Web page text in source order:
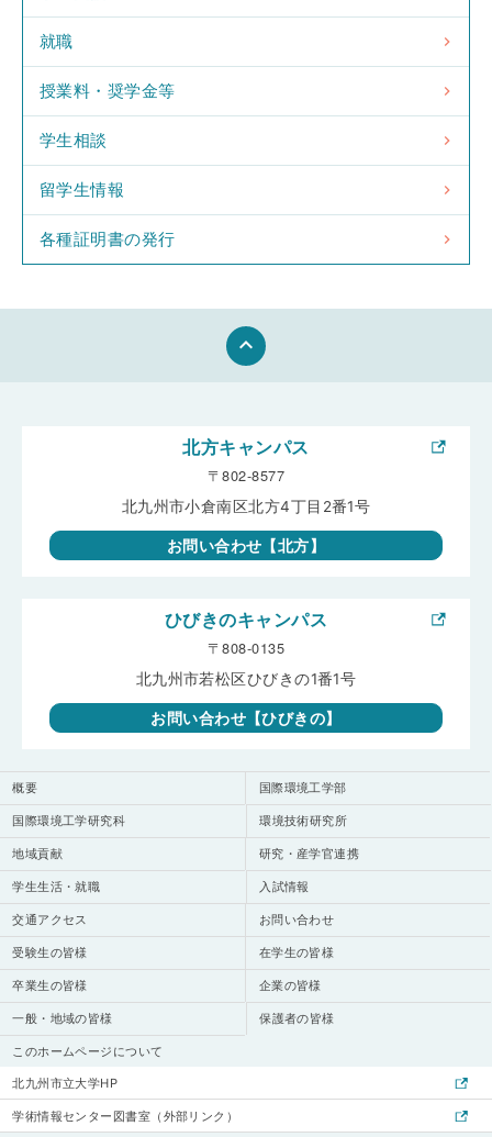
就職
授業料・奨学金等
学生相談
留学生情報
各種証明書の発行
keyboard_arrow_up
概要 国際環境工学部
国際環境工学研究科 環境技術研究所
地域貢献 研究・産学官連携
学生生活・就職 入試情報
交通アクセス お問い合わせ
受験生の皆様 在学生の皆様
卒業生の皆様 企業の皆様
一般・地域の皆様 保護者の皆様
このホームページについて
北方キャンパス
〒802-8577
北九州市小倉南区北方4丁目2番1号
お問い合わせ【北方】
ひびきのキャンパス
〒808-0135
北九州市若松区ひびきの1番1号
お問い合わせ【ひびきの】
北九州市立大学HP
学術情報センター図書室（外部リンク）